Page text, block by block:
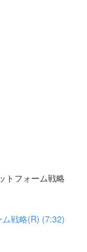
トフォーム戦略
戦略(R) (7:32)